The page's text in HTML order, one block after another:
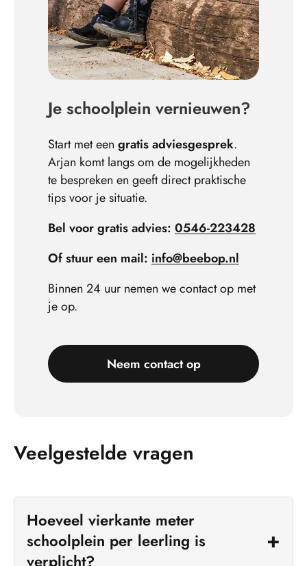
Je schoolplein vernieuwen?
Start met een gratis adviesgesprek.
Arjan komt langs om de mogelijkheden
te bespreken en geeft direct praktische
tips voor je situatie.
Bel voor gratis advies: 0546-223428
Of stuur een mail: info@beebop.nl
Binnen 24 uur nemen we contact op met
je op.
Neem contact op
Veelgestelde vragen
Hoeveel vierkante meter
schoolplein per leerling is
verplicht?